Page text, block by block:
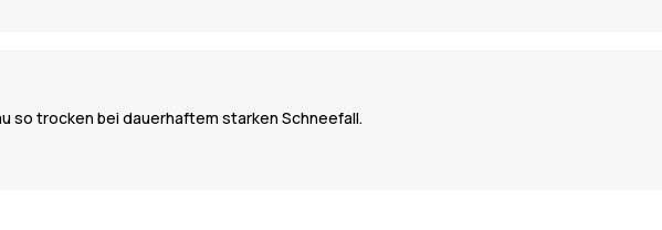
so trocken bei dauerhaftem starken Schneefall.